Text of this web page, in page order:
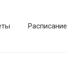
Расписание